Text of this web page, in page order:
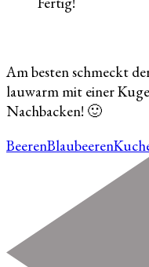
Am besten schmeckt
lauwarm mit einer
Nachbacken! 🙂
BeerenBlaubeeren